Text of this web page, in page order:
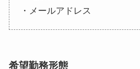
・メールアドレス
希望勤務形態